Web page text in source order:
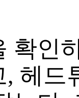
확인
헤드